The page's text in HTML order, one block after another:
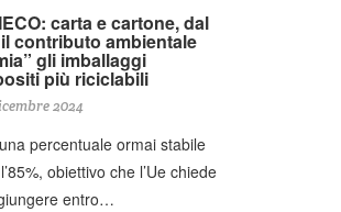
carta e cartone, dal
contributo ambientale
gli imballaggi
più riciclabili
2024
percentuale ormai stabile
obiettivo che l’Ue chiede
entro…